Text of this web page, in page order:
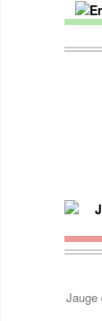
Jauge